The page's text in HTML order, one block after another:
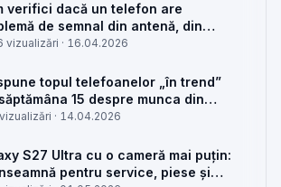
verifici dacă un telefon are
de semnal din antenă, din
de bază sau din rețea
vizualizări · 16.04.2026
topul telefoanelor „în trend”
15 despre munca din
GSM
· 14.04.2026
S27 Ultra cu o cameră mai puțin:
pentru service, piese și